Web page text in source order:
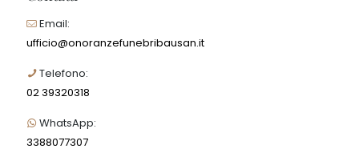
Email:
ufficio@onoranzefunebribausan.it
Telefono:
02 39320318
WhatsApp:
3388077307